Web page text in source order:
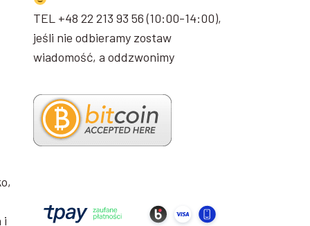
i
TEL +48 22 213 93 56 (10:00-14:00),
jeśli nie odbieramy zostaw
wiadomość, a oddzwonimy